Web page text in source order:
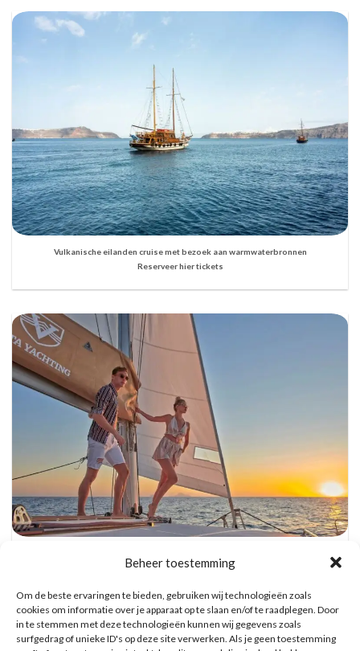
Beheer toestemming
Om de beste ervaringen te bieden, gebruiken wij technologieën zoals
cookies om informatie over je apparaat op te slaan en/of te raadplegen. Door
in te stemmen met deze technologieën kunnen wij gegevens zoals
surfgedrag of unieke ID's op deze site verwerken. Als je geen toestemming
Vulkanische eilanden cruise met bezoek aan warmwaterbronnen
Reserveer hier tickets
Open Bar
WAT ZE OVER ONS ZEGGEN